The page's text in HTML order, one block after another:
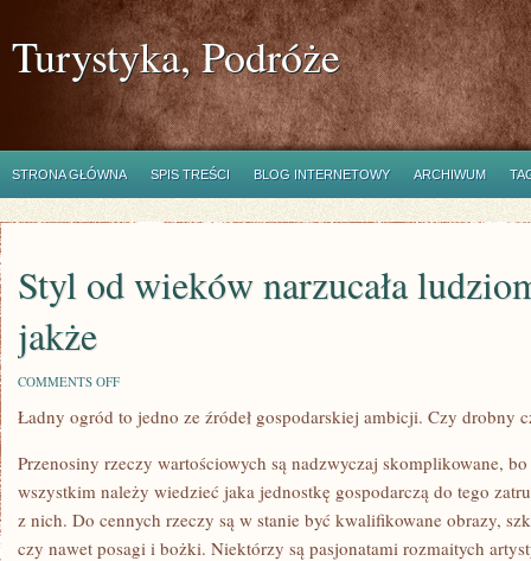
Turystyka, Podróże
STRONA GŁÓWNA SPIS TREŚCI BLOG INTERNETOWY ARCHIWUM
Styl od wieków narzucała
jakże
COMMENTS OFFON
OD
WIEKÓW
LUDZIOM
CO,
GDZIE
I
JAKŻE
Ładny ogród to jedno ze źródeł gospodarskiej ambicji. Czy drobny
Przenosiny rzeczy wartościowych są nadzwyczaj skomplikowane,
wszystkim należy wiedzieć jaka jednostkę gospodarczą do tego
z nich. Do cennych rzeczy są w stanie być kwalifikowane obrazy,
czy nawet posagi i bożki. Niektórzy są pasjonatami rozmaitych